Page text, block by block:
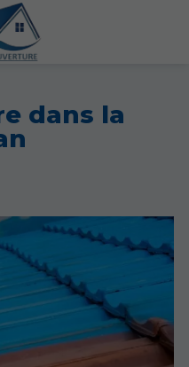
dans la